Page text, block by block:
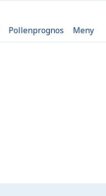
Pollenprognos Meny